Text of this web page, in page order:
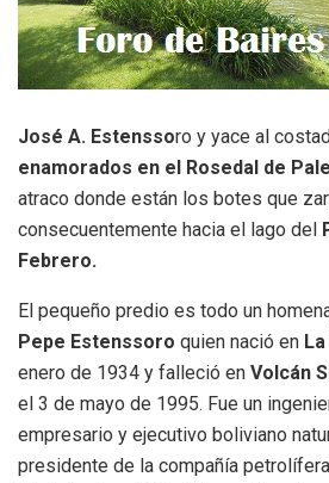
José A. Estenssoro y yace al
enamorados en el Rosedal de
atraco donde están los botes que
consecuentemente hacia el lago del
Febrero.
El pequeño predio es todo un
Pepe Estenssoro quien nació en
enero de 1934 y falleció en Volcán
el 3 de mayo de 1995. Fue un
empresario y ejecutivo boliviano
presidente de la compañía